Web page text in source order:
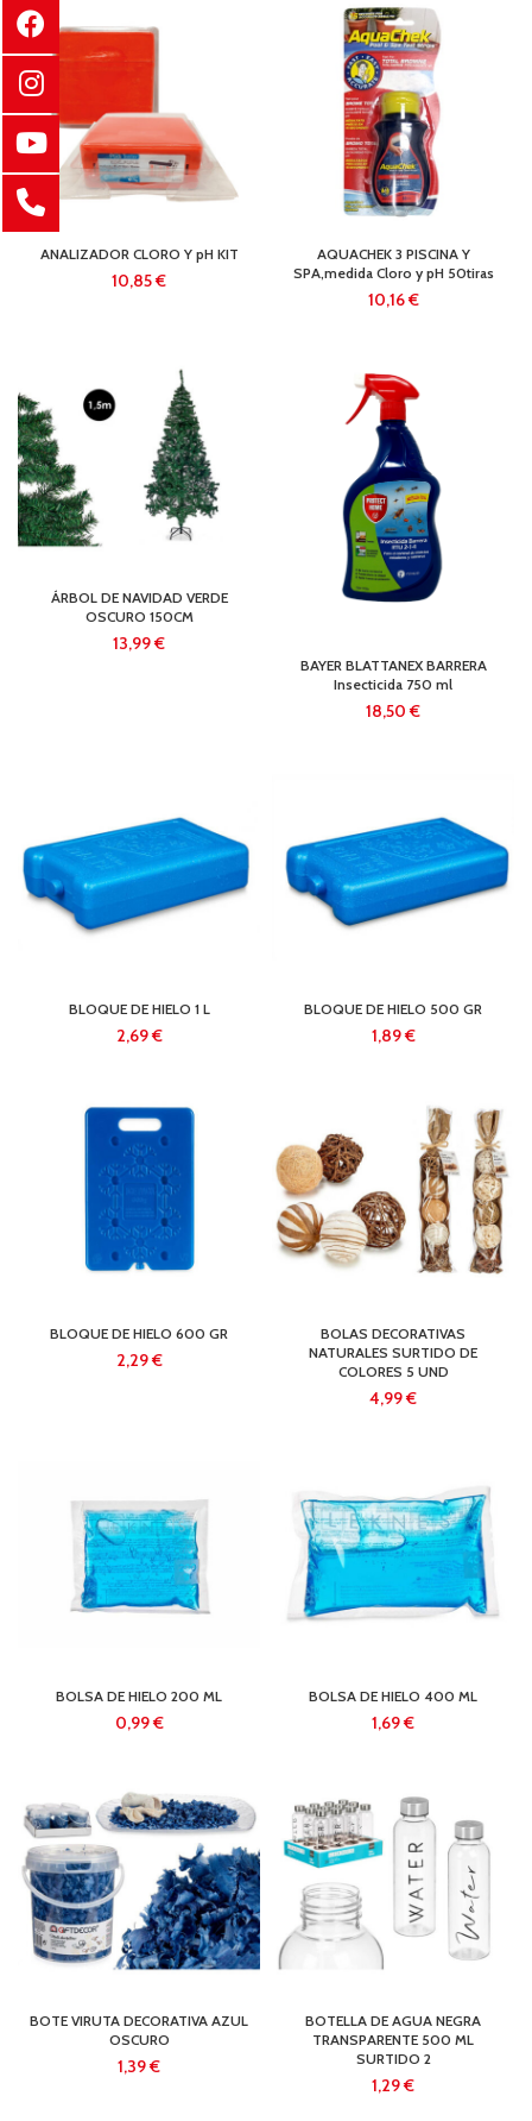
ANALIZADOR CLORO Y pH KIT
€
AQUACHEK 3 PISCINA Y
SPA,medida Cloro y pH 50tiras
€
ÁRBOL DE NAVIDAD VERDE
OSCURO 150CM
€
BAYER BLATTANEX BARRERA
Insecticida 750 ml
€
BLOQUE DE HIELO 1 L
€
BLOQUE DE HIELO 500 GR
€
BLOQUE DE HIELO 600 GR
€
BOLAS DECORATIVAS
NATURALES SURTIDO DE
COLORES 5 UND
€
BOLSA DE HIELO 200 ML
€
BOLSA DE HIELO 400 ML
€
BOTE VIRUTA DECORATIVA AZUL
OSCURO
€
BOTELLA DE AGUA NEGRA
TRANSPARENTE 500 ML
SURTIDO 2
€